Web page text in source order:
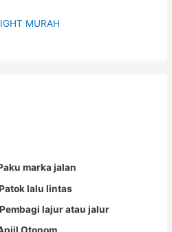
MURAH
marka jalan
lalu lintas
Pembagi lajur atau jalur